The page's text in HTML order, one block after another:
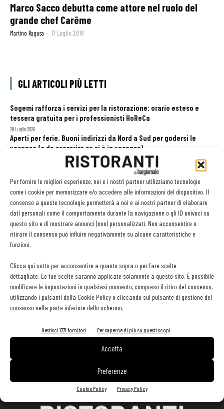
Per fornire le migliori esperienze, noi e i nostri partner utilizziamo tecnologie
come i cookie per memorizzare e/o accedere alle informazioni del dispositivo. Il
consenso a queste tecnologie permetterà a noi e ai nostri partner di elaborare
dati personali come il comportamento durante la navigazione o gli ID univoci su
questo sito e di mostrare annunci (non) personalizzati. Non acconsentire o
ritirare il consenso può influire negativamente su alcune caratteristiche e
funzioni.
Clicca qui sotto per acconsentire a quanto sopra o per fare scelte
dettagliate. Le tue scelte saranno applicate solamente a questo sito. È possibile
modificare le impostazioni in qualsiasi momento, compreso il ritiro del consenso,
utilizzando i pulsanti della Cookie Policy o cliccando sul pulsante di gestione del
consenso nella parte inferiore dello schermo.
Gestisci 1771 fornitori Per saperne di più su questi scopi
Accetta
Preferenze
Cookie Policy Privacy Policy
Marco Sacco debutta come attore nel ruolo del
grande chef Carême
Martino Ragusa - 17 Luglio 2018
GLI ARTICOLI PIÙ LETTI
Sogemi rafforza i servizi per la ristorazione: orario esteso e
tessera gratuita per i professionisti HoReCa
29 Luglio 2026
Aperti per ferie. Buoni indirizzi da Nord a Sud per godersi le
vacanze (o da scorprire se si è in vacanza)
Pos, compagni di gestione. Le ultime soluzioni delle aziende
8 Luglio 2026
EDICOLA WEB